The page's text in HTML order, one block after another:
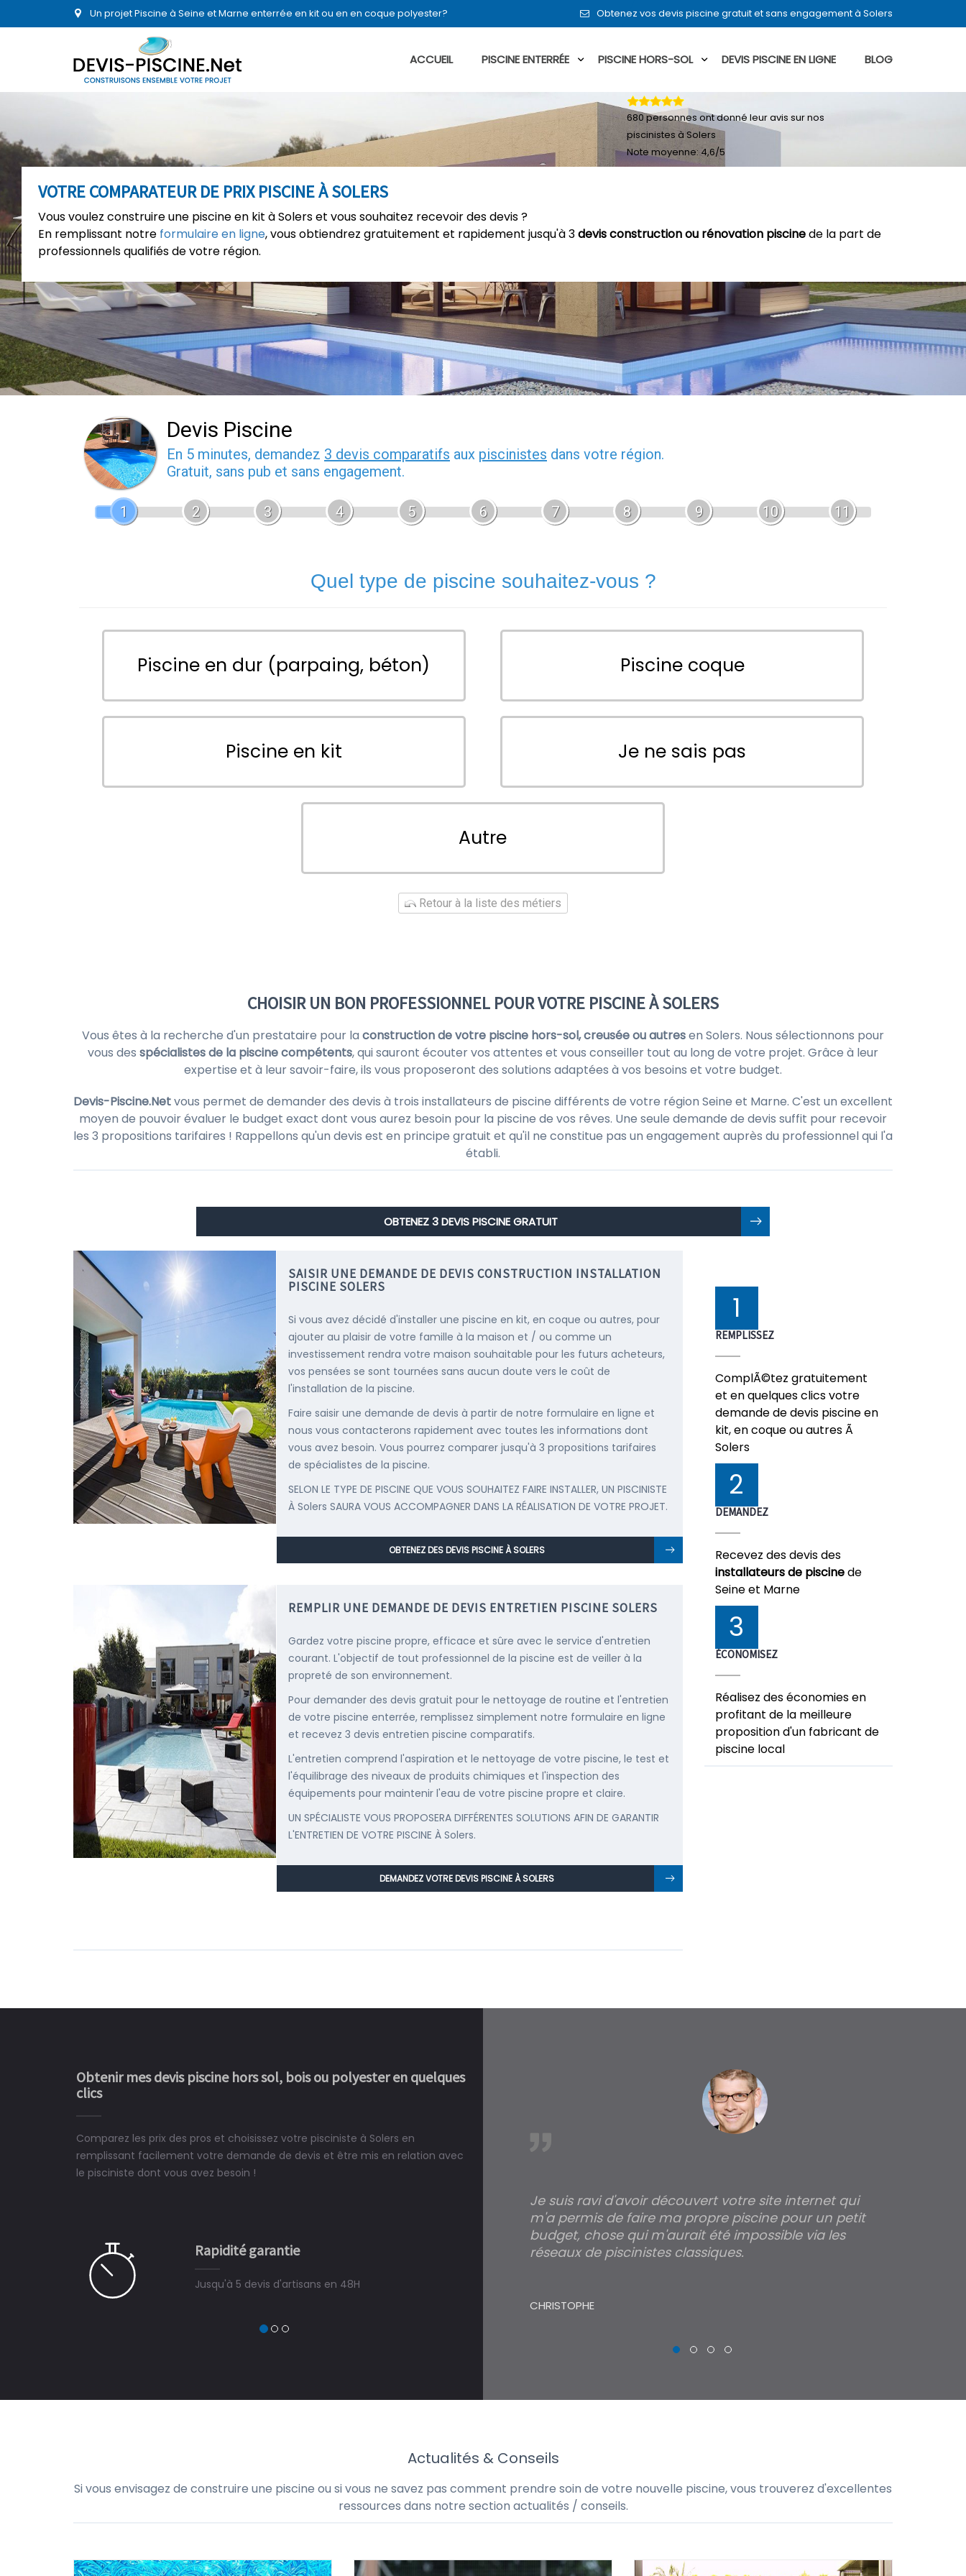
Un projet Piscine à Seine et Marne enterrée en kit ou en en coque polyester? Obtenez vos devis piscine gratuit et sans engagement à Solers
ACCUEIL PISCINE ENTERRÉE PISCINE HORS-SOL DEVIS PISCINE EN LIGNE BLOG
VOTRE COMPARATEUR DE PRIX PISCINE À SOLERS
Vous voulez construire une piscine en kit à Solers et vous souhaitez recevoir des devis ?
En remplissant notre formulaire en ligne, vous obtiendrez gratuitement et rapidement jusqu'à 3devis construction ou rénovation piscinede la part de
professionnels qualifiés de votre région.
680personnes ont donné leuravis sur nos
piscinistes à Solers
Note moyenne:4,6/5
Devis Piscine
En 5 minutes, demandez 3 devis comparatifs aux piscinistes dans votre région.
Gratuit, sans pub et sans engagement.
1 2 3 4 5 6 7 8 9 10 11
Quel type de piscine souhaitez-vous ?
Piscine en dur (parpaing, béton) Piscine coque
Piscine en kit Je ne sais pas
Autre
Retour à la liste des métiers
CHOISIR UN BON PROFESSIONNEL POUR VOTRE PISCINE À SOLERS
Vous êtes à la recherche d'un prestataire pour la construction de votre piscine hors-sol, creusée ou autresen Solers. Nous sélectionnons pour
vous des spécialistes de la piscine compétents, qui sauront écouter vos attentes et vous conseiller tout au long de votre projet. Grâce à leur
expertise et à leur savoir-faire, ils vous proposeront des solutions adaptées à vos besoins et votre budget.
Devis-Piscine.Netvous permet de demander des devis à trois installateurs de piscine différents de votre région Seine et Marne. C'est un excellent
moyen de pouvoir évaluer le budget exact dont vous aurez besoin pour la piscine de vos rêves. Une seule demande de devis suffit pour recevoir
les 3 propositions tarifaires ! Rappellons qu'un devis est en principe gratuit et qu'il ne constitue pas un engagement auprès du professionnel qui l'a
établi.
OBTENEZ 3 DEVIS PISCINE GRATUIT
SAISIR UNE DEMANDE DE DEVIS CONSTRUCTION INSTALLATION
PISCINE SOLERS
Si vous avez décidé d'installer une piscine en kit, en coque ou autres, pour
ajouter au plaisir de votre famille à la maison et / ou comme un
investissement rendra votre maison souhaitable pour les futurs acheteurs,
vos pensées se sont tournées sans aucun doute vers le coût de
l'installation de la piscine.
Faire saisir une demande de devis à partir de notre formulaire en ligne et
nous vous contacterons rapidement avec toutes les informations dont
vous avez besoin. Vous pourrez comparer jusqu'à 3 propositions tarifaires
de spécialistes de la piscine.
SELON LE TYPE DE PISCINE QUE VOUS SOUHAITEZ FAIRE INSTALLER, UN PISCINISTE
À Solers SAURA VOUS ACCOMPAGNER DANS LA RÉALISATION DE VOTRE PROJET.
OBTENEZ DES DEVIS PISCINE À SOLERS
REMPLIR UNE DEMANDE DE DEVIS ENTRETIEN PISCINE SOLERS
Gardez votre piscine propre, efficace et sûre avec le service d'entretien
courant. L'objectif de tout professionnel de la piscine est de veiller à la
propreté de son environnement.
Pour demander des devis gratuit pour le nettoyage de routine et l'entretien
de votre piscine enterrée, remplissez simplement notre formulaire en ligne
et recevez 3 devis entretien piscine comparatifs.
L'entretien comprend l'aspiration et le nettoyage de votre piscine, le test et
l'équilibrage des niveaux de produits chimiques et l'inspection des
équipements pour maintenir l'eau de votre piscine propre et claire.
UN SPÉCIALISTE VOUS PROPOSERA DIFFÉRENTES SOLUTIONS AFIN DE GARANTIR
L'ENTRETIEN DE VOTRE PISCINE À Solers.
DEMANDEZ VOTRE DEVIS PISCINE À SOLERS
1
REMPLISSEZ
ComplÃ©tez gratuitement
et en quelques clics votre
demande de devis piscine en
kit, en coque ou autres Ã
Solers
2
DEMANDEZ
Recevez des devis des
installateurs de piscinede
Seine et Marne
3
ÉCONOMISEZ
Réalisez des économies en
profitant de la meilleure
proposition d'un fabricant de
piscine local
Obtenir mes devis piscine hors sol, bois ou polyester en quelques
clics
Comparez les prix des pros et choisissez votre pisciniste à Solers en
remplissant facilement votre demande de devis et être mis en relation avec
le pisciniste dont vous avez besoin !
Rapidité garantie
Jusqu'à 5 devis d'artisans en 48H
ne peut plus s'en passer.
Le rêve devient enfin réalité, une piscine est bien
construit chez moi.
Je suis ravi d'avoir découvert votre site internet qui
m'a permis de faire ma propre piscine pour un petit
budget, chose qui m'aurait été impossible via les
réseaux de piscinistes classiques.
CHRISTOPHE
Actualités & Conseils
Si vous envisagez de construire une piscine ou si vous ne savez pas comment prendre soin de votre nouvelle piscine, vous trouverez d'excellentes
ressources dans notre section actualités / conseils.